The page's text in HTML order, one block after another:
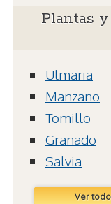
Plantas
Ulmaria
Manzano
Tomillo
Granado
Salvia
Ver